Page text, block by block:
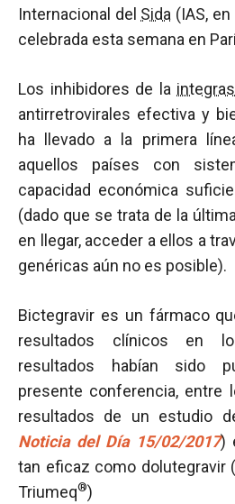
Internacional del Sida (IAS,
celebrada esta semana en
Los inhibidores de la
antirretrovirales efectiva y
ha llevado a la primera
aquellos países con
capacidad económica
(dado que se trata de la
en llegar, acceder a ellos a
genéricas aún no es posible).
Bictegravir es un fármaco
resultados clínicos en
resultados habían sido
presente conferencia, entre
resultados de un estudio
Noticia del Día 15/02/2017)
tan eficaz como dolutegravir
Triumeq®)